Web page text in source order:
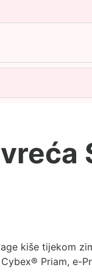
kiše tijekom
Priam, e-